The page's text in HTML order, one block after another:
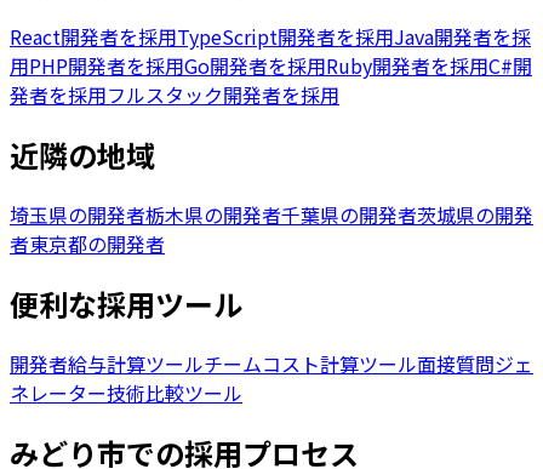
React開発者を採用TypeScript開発者を採用Java開発者を採
用PHP開発者を採用Go開発者を採用Ruby開発者を採用C#開
発者を採用フルスタック開発者を採用
近隣の地域
埼玉県の開発者栃木県の開発者千葉県の開発者茨城県の開発
者東京都の開発者
便利な採用ツール
開発者給与計算ツールチームコスト計算ツール面接質問ジェ
ネレーター技術比較ツール
みどり市での採用プロセス